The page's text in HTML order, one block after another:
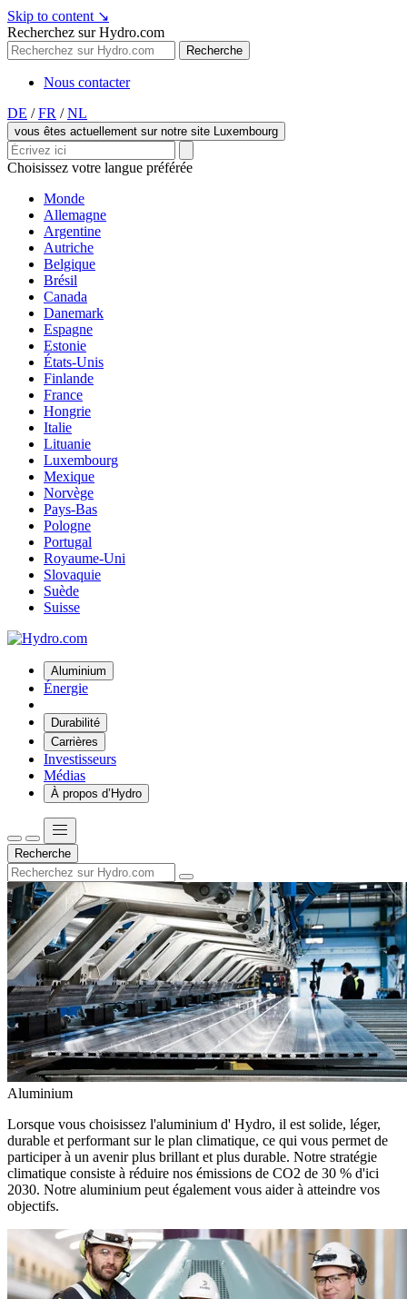
Skip to content ↘
Recherchez sur Hydro.com
Recherche
Nous contacter
DE / FR / NL
vous êtes actuellement sur notre site Luxembourg
Choisissez votre langue préférée
Monde
Allemagne
Argentine
Autriche
Belgique
Brésil
Canada
Danemark
Espagne
Estonie
États-Unis
Finlande
France
Hongrie
Italie
Lituanie
Luxembourg
Mexique
Norvège
Pays-Bas
Pologne
Portugal
Royaume-Uni
Slovaquie
Suède
Suisse
Aluminium
Énergie
Durabilité
Carrières
Investisseurs
Médias
À propos d’Hydro
Recherche
Aluminium
Lorsque vous choisissez l'aluminium d' Hydro, il est solide, léger,
durable et performant sur le plan climatique, ce qui vous permet de
participer à un avenir plus brillant et plus durable. Notre stratégie
climatique consiste à réduire nos émissions de CO2 de 30 % d'ici
2030. Notre aluminium peut également vous aider à atteindre vos
objectifs.